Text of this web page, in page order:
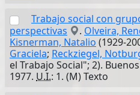
Trabajo social con
perspectivas
. Olveira,
Kisnerman, Natalio (1929-
Graciela; Reckziegel,
el Trabajo Social"; 2).
1977. U.I.: 1. (M) Texto